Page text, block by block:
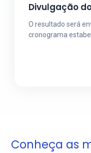
Divulgação
O resultado será
cronograma
Conheça as